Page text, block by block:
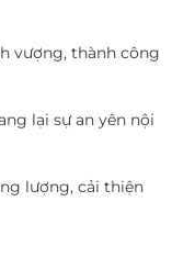
vượng, thành công
lại sự an yên nội
lượng, cải thiện